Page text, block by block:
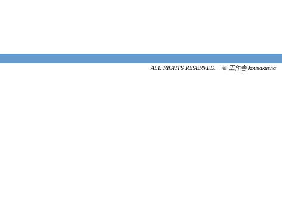
ALL RIGHTS RESERVED. © 工作舎 kousakusha